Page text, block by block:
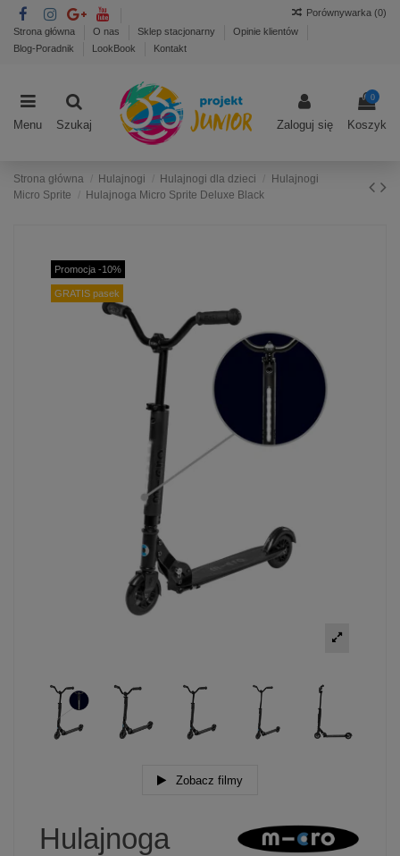
Strona główna O nas Sklep stacjonarny
Opinie klientów
Blog-Poradnik
LookBook Kontakt
Porównywarka (0)
Menu Szukaj Zaloguj się
0
Koszyk
Strona główna Hulajnogi Hulajnogi dla dzieci
Hulajnogi
Micro Sprite
Hulajnoga Micro Sprite Deluxe Black
Promocja -10%
GRATIS pasek
Zobacz filmy
Hulajnoga